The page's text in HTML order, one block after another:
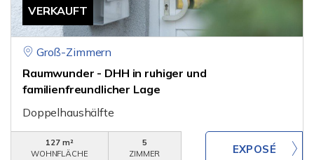
VERKAUFT
Groß-Zimmern
Raumwunder - DHH in ruhiger und
familienfreundlicher Lage
Doppelhaushälfte
127 m²
WOHNFLÄCHE
5
ZIMMER